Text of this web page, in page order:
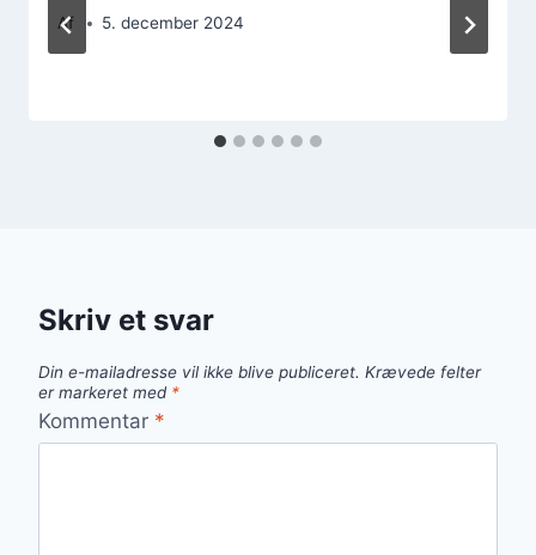
Af 5. december 2024
Skriv et svar
Din e-mailadresse vil ikke blive publiceret. Krævede felter
er markeret med *
Kommentar *